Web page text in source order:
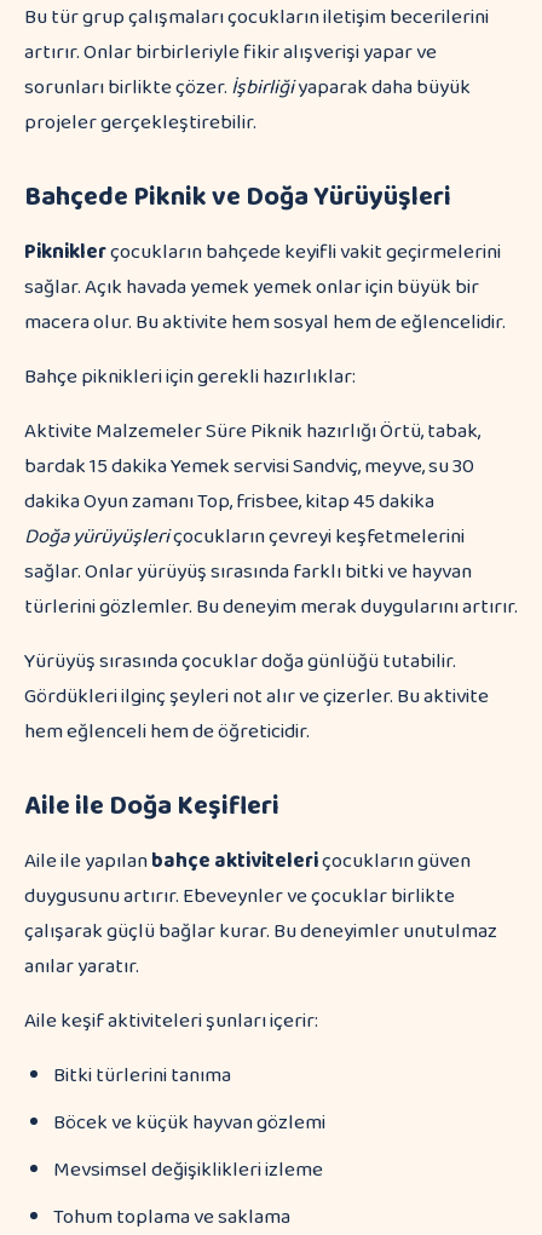
Bu tür grup çalışmaları çocukların iletişim becerilerini
artırır. Onlar birbirleriyle fikir alışverişi yapar ve
sorunları birlikte çözer.İşbirliğiyaparak daha büyük
projeler gerçekleştirebilir.
Bahçede Piknik ve Doğa Yürüyüşleri
Pikniklerçocukların bahçede keyifli vakit geçirmelerini
sağlar. Açık havada yemek yemek onlar için büyük bir
macera olur. Bu aktivite hem sosyal hem de eğlencelidir.
Bahçe piknikleri için gerekli hazırlıklar:
Aktivite Malzemeler Süre Piknik hazırlığı Örtü, tabak,
bardak 15 dakika Yemek servisi Sandviç, meyve, su 30
dakika Oyun zamanı Top, frisbee, kitap 45 dakika
Doğa yürüyüşleriçocukların çevreyi keşfetmelerini
sağlar. Onlar yürüyüş sırasında farklı bitki ve hayvan
türlerini gözlemler. Bu deneyim merak duygularını artırır.
Yürüyüş sırasında çocuklar doğa günlüğü tutabilir.
Gördükleri ilginç şeyleri not alır ve çizerler. Bu aktivite
hem eğlenceli hem de öğreticidir.
Aile ile Doğa Keşifleri
Aile ile yapılanbahçe aktiviteleriçocukların güven
duygusunu artırır. Ebeveynler ve çocuklar birlikte
çalışarak güçlü bağlar kurar. Bu deneyimler unutulmaz
anılar yaratır.
Aile keşif aktiviteleri şunları içerir:
Bitki türlerini tanıma
Böcek ve küçük hayvan gözlemi
Mevsimsel değişiklikleri izleme
Tohum toplama ve saklama